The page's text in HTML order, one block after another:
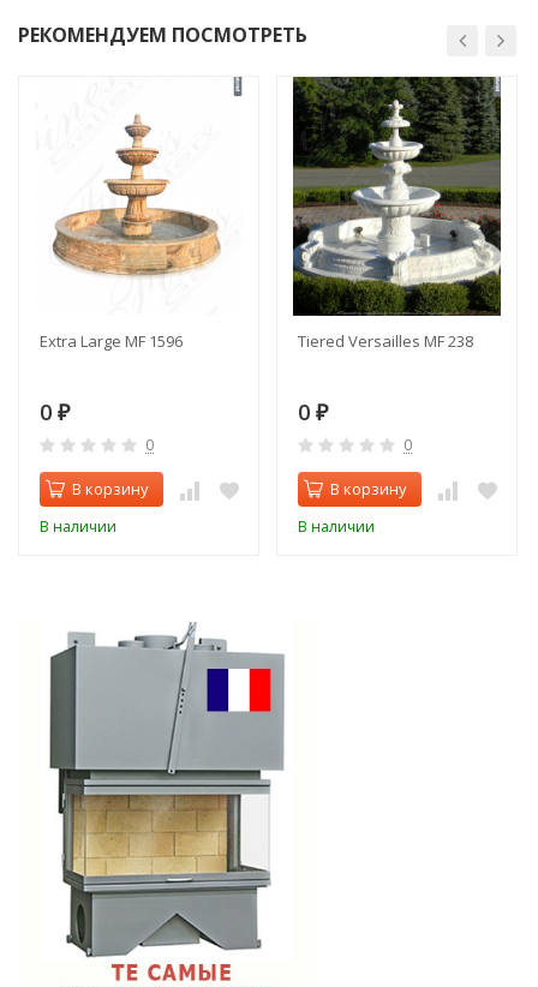
РЕКОМЕНДУЕМ ПОСМОТРЕТЬ
Extra Large MF 1596
0 ₽
0
В корзину
В наличии
Tiered Versailles MF 238
0 ₽
0
В корзину
В наличии